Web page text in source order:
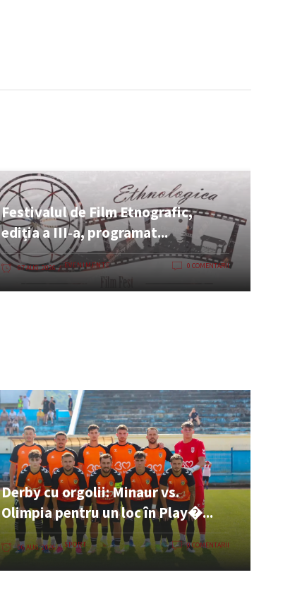
Festivalul de Film Etnografic,
ediția a III‑a, programat...
07 AUG. 2026 EVENIMENTE 0 COMENTARII
Derby cu orgolii: Minaur vs.
Olimpia pentru un loc în Play�...
06 AUG. 2026 SPORT 0 COMENTARII